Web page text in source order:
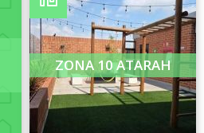
ZONA 10 ATARAH